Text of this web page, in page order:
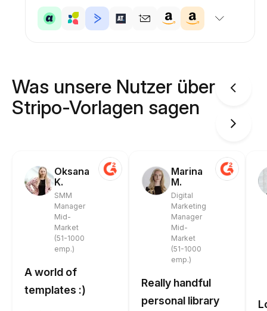
Was unsere Nutzer über
Stripo-Vorlagen sagen
Oksana
K.
SMM
Manager
Mid-
Market
(51-1000
emp.)
A world of
templates :)
Marina
M.
Digital
Marketing
Manager
Mid-
Market
(51-1000
emp.)
Really handful
personal library